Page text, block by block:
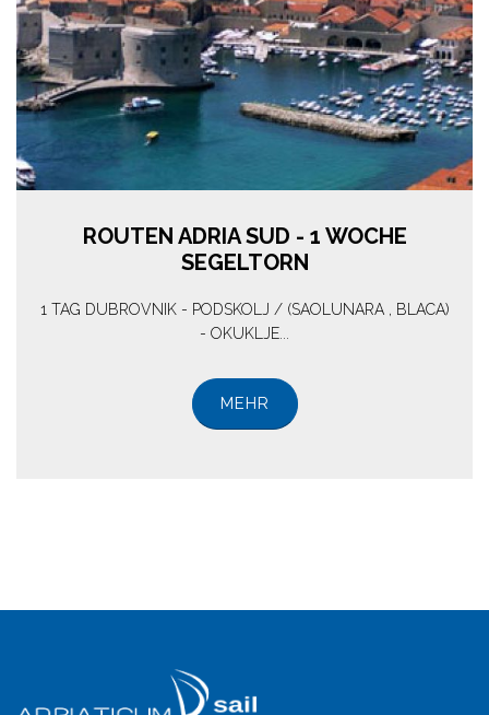
ROUTEN ADRIA SUD - 1 WOCHE
SEGELTORN
1 TAG DUBROVNIK - PODSKOLJ / (SAOLUNARA , BLACA)
- OKUKLJE...
MEHR